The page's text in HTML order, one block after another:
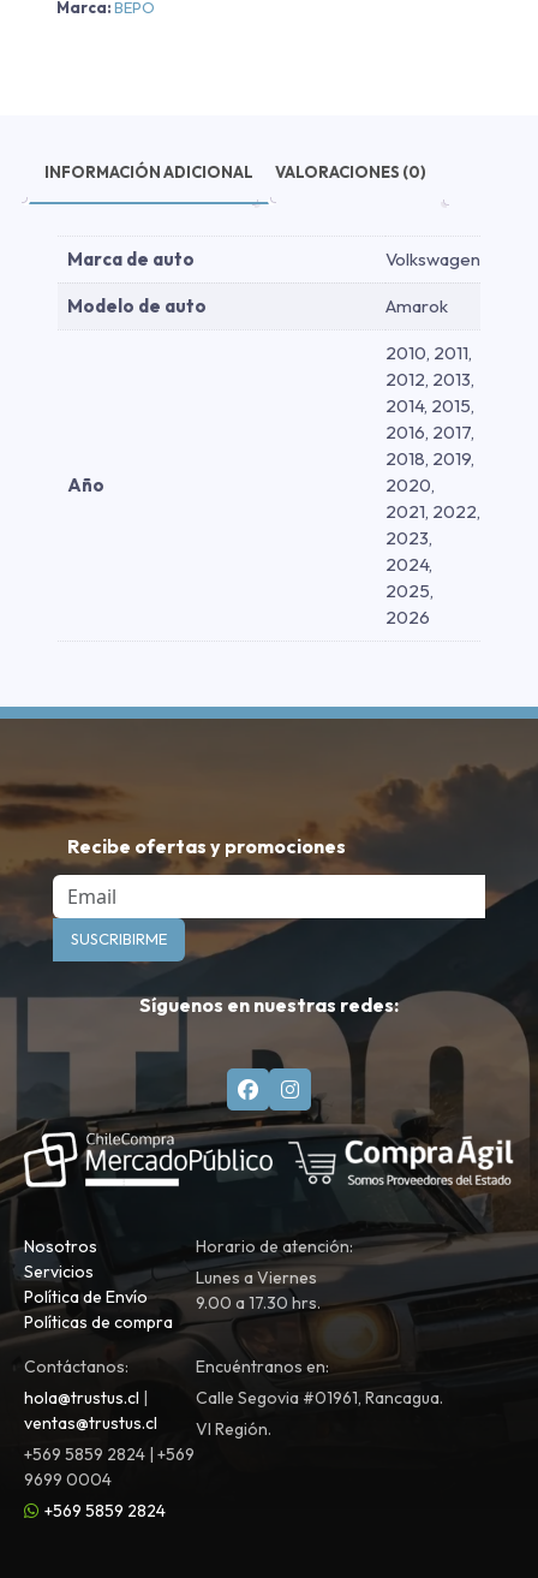
Marca:BEPO
INFORMACIÓN ADICIONAL VALORACIONES (0)
Marca de auto Volkswagen
Modelo de auto Amarok
Año
2010, 2011,
2012, 2013,
2014, 2015,
2016, 2017,
2018, 2019,
2020,
2021, 2022,
2023,
2024,
2025,
2026
Recibe ofertas y promociones
Email
SUSCRIBIRME
Síguenos en nuestras redes:
Nosotros
Servicios
Política de Envío
Políticas de compra
Horario de atención:
Lunes a Viernes
9.00 a 17.30 hrs.
Contáctanos:
hola@trustus.cl
ventas@trustus.cl
+569 5859 2824 | +569
9699 0004
+569 5859 2824
Encuéntranos en:
Calle Segovia #01961, Rancagua.
VI Región.